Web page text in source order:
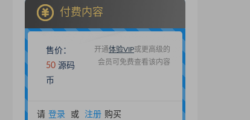
付费内容
售价：
50 源码
币
开通体验VIP或更高级的
会员可免费查看该内容
请 登录 或 注册 购买